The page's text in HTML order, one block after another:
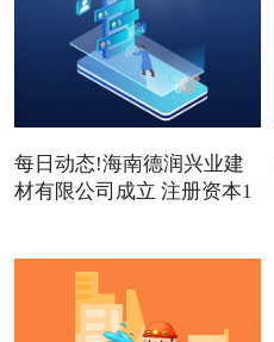
每日动态!海南德润兴业建
材有限公司成立 注册资本1